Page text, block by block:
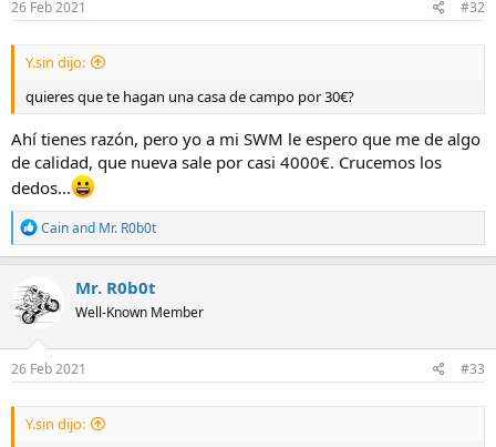
26 Feb 2021 #32
Y.sin dijo:
quieres que te hagan una casa de campo por 30€?
Ahí tienes razón, pero yo a mi SWM le espero que me de algo
de calidad, que nueva sale por casi 4000€. Crucemos los
dedos...
R
e
a
t
i
n
s
Cainand Mr. R0b0t
Mr. R0b0t
Well-Known Member
26 Feb 2021 #33
Y.sin dijo: